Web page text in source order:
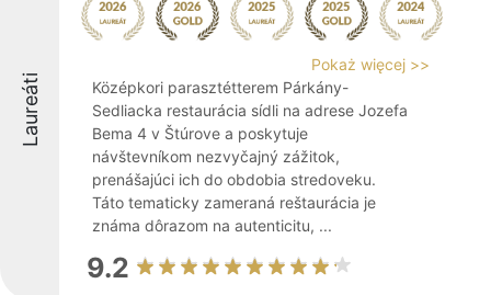
Laureáti
Pokaż więcej >>
Középkori parasztétterem Párkány-
Sedliacka restaurácia sídli na adrese Jozefa
Bema 4 v Štúrove a poskytuje
návštevníkom nezvyčajný zážitok,
prenášajúci ich do obdobia stredoveku.
Táto tematicky zameraná reštaurácia je
známa dôrazom na autenticitu, ...
9.2